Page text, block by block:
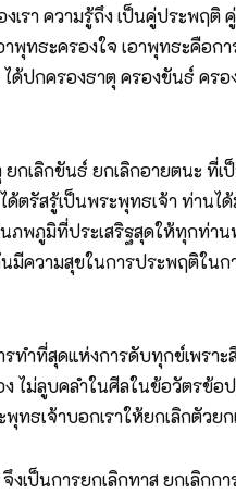
เรา ความรู้ถึง เป็นคู่ประพ
าพุทธะครองใจ เอาพุทธะคือ
ด้ปกครองธาตุ ครองขันธ์ ครอ
กเลิกขันธ์ ยกเลิกอายตนะ ที่
ตรัสรู้เป็นพระพุทธเจ้า ท่านไ
พภูมิที่ประเสริฐสุดให้ทุกท่าน
ความสุขในการประพฤติในก
ทำที่สุดแห่งการดับทุกข์เพรา
ไม่ลูบคลำในศีลในข้อวัตรข้
ธเจ้าบอกเราให้ยกเลิกตัวย
จึงเป็นการยกเลิกทาส ยกเลิ